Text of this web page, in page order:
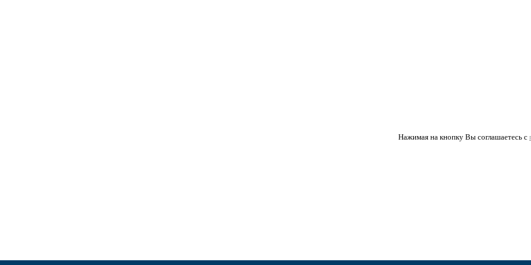
Нажимая на кнопку Вы соглашаетесь с